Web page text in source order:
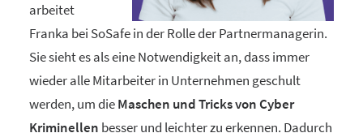
arbeitet
Franka bei SoSafe in der Rolle der Partnermanagerin.
Sie sieht es als eine Notwendigkeit an, dass immer
wieder alle Mitarbeiter in Unternehmen geschult
werden, um dieMaschen und Tricks von Cyber
Kriminellen besser und leichter zu erkennen. Dadurch